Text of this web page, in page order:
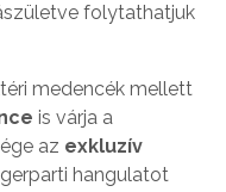
folytathatjuk
medencék mellett
is várja a
az exkluzív
hangulatot